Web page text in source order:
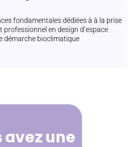
fondamentales dédiées à à la prise
professionnel en design d’espace
démarche bioclimatique
avez une